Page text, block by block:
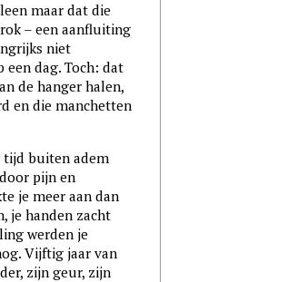
maar dat die
– een aanfluiting
niet
dag. Toch: dat
de hanger halen,
en die manchetten
tijd buiten adem
pijn en
je meer aan dan
je handen zacht
werden je
Vijftig jaar van
zijn geur, zijn